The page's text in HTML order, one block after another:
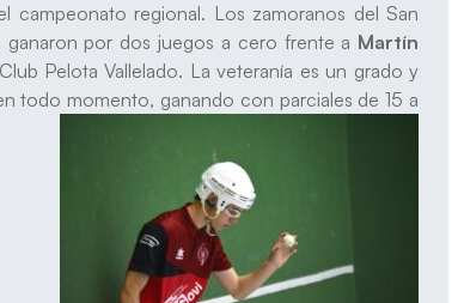
regional. Los zamoranos del San
ganaron por dos juegos a cero frente a Martín
Pelota Vallelado. La veteranía es un grado y
todo momento, ganando con parciales de 15 a